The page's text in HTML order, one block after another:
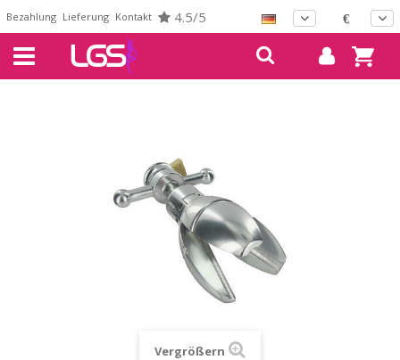
Bezahlung Lieferung Kontakt 4.5/5 €
Vergrößern